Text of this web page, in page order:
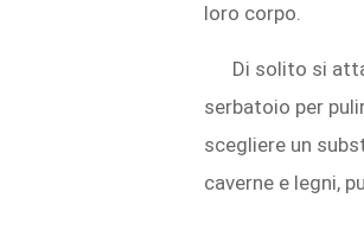
loro corpo.
Di solito si
serbatoio per
scegliere un
caverne e legni,